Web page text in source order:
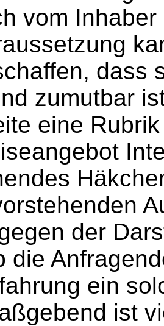
vom
dass
zumutbar
eine
der
die
ein
ist